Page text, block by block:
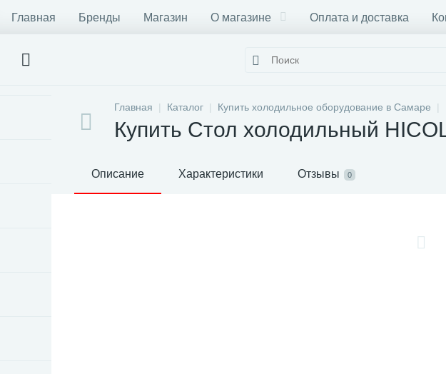
Главная Бренды Магазин О магазине Оплата и доставка
Главная Каталог Купить холодильное оборудование в Самаре
Купить Стол холодильный
Описание Характеристики Отзывы 0